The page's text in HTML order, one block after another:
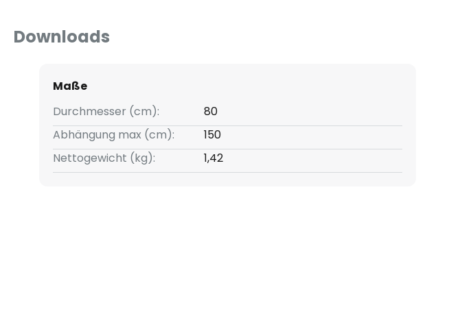
Downloads
Maße
Durchmesser (cm):
80
Abhängung max (cm):
150
Nettogewicht (kg):
1,42